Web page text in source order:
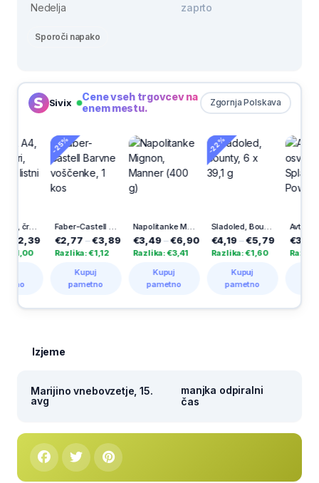
Nedelja
zaprto
Sporoči napako
Sivix Zgornja Polskava
Cene vseh trgovcev na
enem mestu.
-25%
Faber-Castell Barvne voščenke, 1 kos
€2,77 €3,89
Razlika: €1,12
Napolitanke Mignon, Manner (400 g)
€3,49– €6,90
Razlika: €3,41
-22%
Sladoled, Bounty, 6 x 39,1 g
€4,19– €5,79
Razlika: €1,60
Avto osvežilec Air Splah, vanilija, PowerAir
€3,69 €4,99
Razlika: €1,30
Izjeme
Marijino vnebovzetje, 15.
avg
manjka odpiralni
čas